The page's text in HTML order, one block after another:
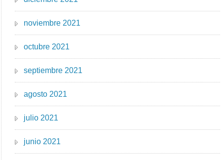
noviembre 2021
octubre 2021
septiembre 2021
agosto 2021
julio 2021
junio 2021